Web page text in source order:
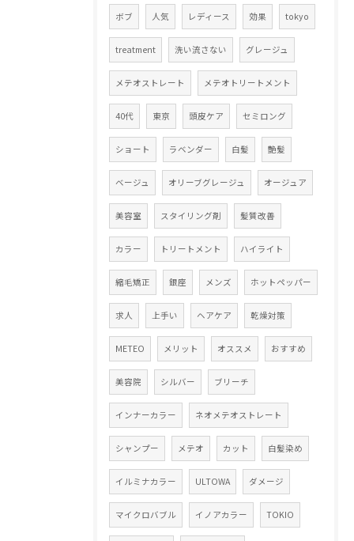
ボブ 人気 レディース 効果 tokyo
treatment 洗い流さない グレージュ
メテオストレート メテオトリートメント
40代 東京 頭皮ケア セミロング
ショート ラベンダー 白髪 艶髪
ベージュ オリーブグレージュ オージュア
美容室 スタイリング剤 髪質改善
カラー トリートメント ハイライト
縮毛矯正 銀座 メンズ ホットペッパー
求人 上手い ヘアケア 乾燥対策
METEO メリット オススメ おすすめ
美容院 シルバー ブリーチ
インナーカラー ネオメテオストレート
シャンプー メテオ カット 白髪染め
イルミナカラー ULTOWA ダメージ
マイクロバブル イノアカラー TOKIO